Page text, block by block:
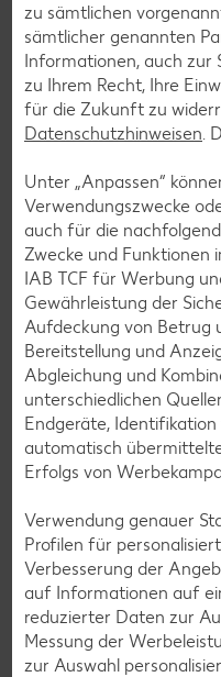
Glutenfreie
Wer auf Gluten
Vielfalt und Geschmack
mit unseren glutenfreien
die nicht nur verträglich,
zu sämtlichen
sämtlicher genannten
Informationen, auch zur
zu Ihrem Recht, Ihre
für die Zukunft zu
Datenschutzhinweisen .
Unter „Anpassen“
Verwendungszwecke
auch für die
Zwecke und Funktionen
IAB TCF für Werbung
Gewährleistung der
Aufdeckung von Betrug
Bereitstellung und
Abgleichung und
unterschiedlichen
Endgeräte,
automatisch
Erfolgs von
Verwendung genauer
Profilen für
Verbesserung der
auf Informationen auf
reduzierter Daten zur
Messung der
zur Auswahl